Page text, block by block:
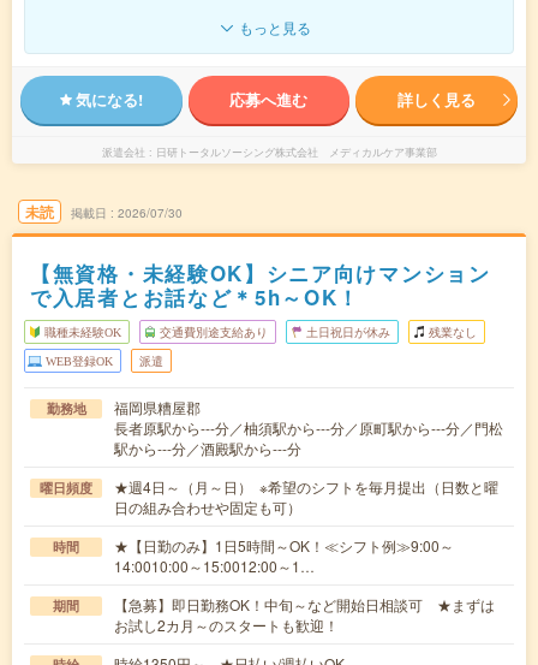
もっと見る
気になる! 応募へ進む 詳しく見る
派遣会社 日研トータルソーシング株式会社 メディカルケア事業部
未読 掲載日 2026/07/30
【無資格・未経験OK】シニア向けマンション
で入居者とお話など＊5h～OK！
職種未経験OK 交通費別途支給あり 土日祝日が休み 残業なし
WEB登録OK 派遣
勤務地
福岡県糟屋郡
長者原駅から---分／柚須駅から---分／原町駅から---分／門松
駅から---分／酒殿駅から---分
曜日頻度
★週4日～（月～日） ※希望のシフトを毎月提出（日数と曜
日の組み合わせや固定も可）
時間
★【日勤のみ】1日5時間～OK！≪シフト例≫9:00～
14:0010:00～15:0012:00～1…
期間
【急募】即日勤務OK！中旬～など開始日相談可 ★まずは
お試し2カ月～のスタートも歓迎！